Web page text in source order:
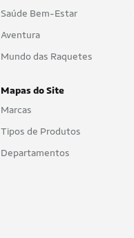
Saúde Bem-Estar
Aventura
Mundo das Raquetes
Mapas do Site
Marcas
Tipos de Produtos
Departamentos